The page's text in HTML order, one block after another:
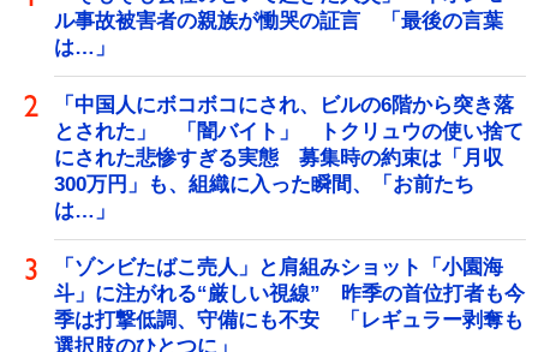
ル事故被害者の親族が慟哭の証言 「最後の言葉
は…」
「中国人にボコボコにされ、ビルの6階から突き落
とされた」 「闇バイト」 トクリュウの使い捨て
にされた悲惨すぎる実態 募集時の約束は「月収
300万円」も、組織に入った瞬間、「お前たち
は…」
「ゾンビたばこ売人」と肩組みショット「小園海
斗」に注がれる“厳しい視線” 昨季の首位打者も今
季は打撃低調、守備にも不安 「レギュラー剥奪も
選択肢のひとつに」